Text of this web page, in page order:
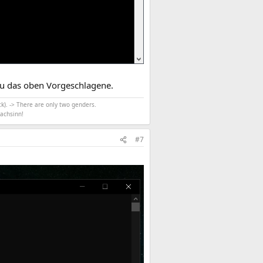
das oben Vorgeschlagene.
-> There are only two genders.
#7